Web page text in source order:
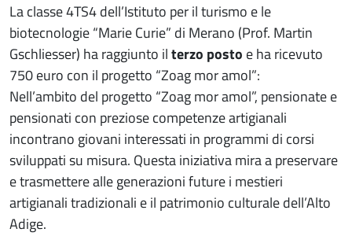
La classe 4TS4 dell’Istituto per il turismo e le
biotecnologie “Marie Curie” di Merano (Prof. Martin
Gschliesser) ha raggiunto ilterzo posto e ha ricevuto
750 euro con il progetto “Zoag mor amol”:
Nell’ambito del progetto “Zoag mor amol”, pensionate e
pensionati con preziose competenze artigianali
incontrano giovani interessati in programmi di corsi
sviluppati su misura. Questa iniziativa mira a preservare
e trasmettere alle generazioni future i mestieri
artigianali tradizionali e il patrimonio culturale dell’Alto
Adige.